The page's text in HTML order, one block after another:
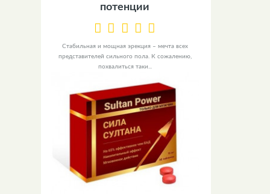
потенции
Стабильная и мощная эрекция – мечта всех
представителей сильного пола. К сожалению,
похвалиться таки...